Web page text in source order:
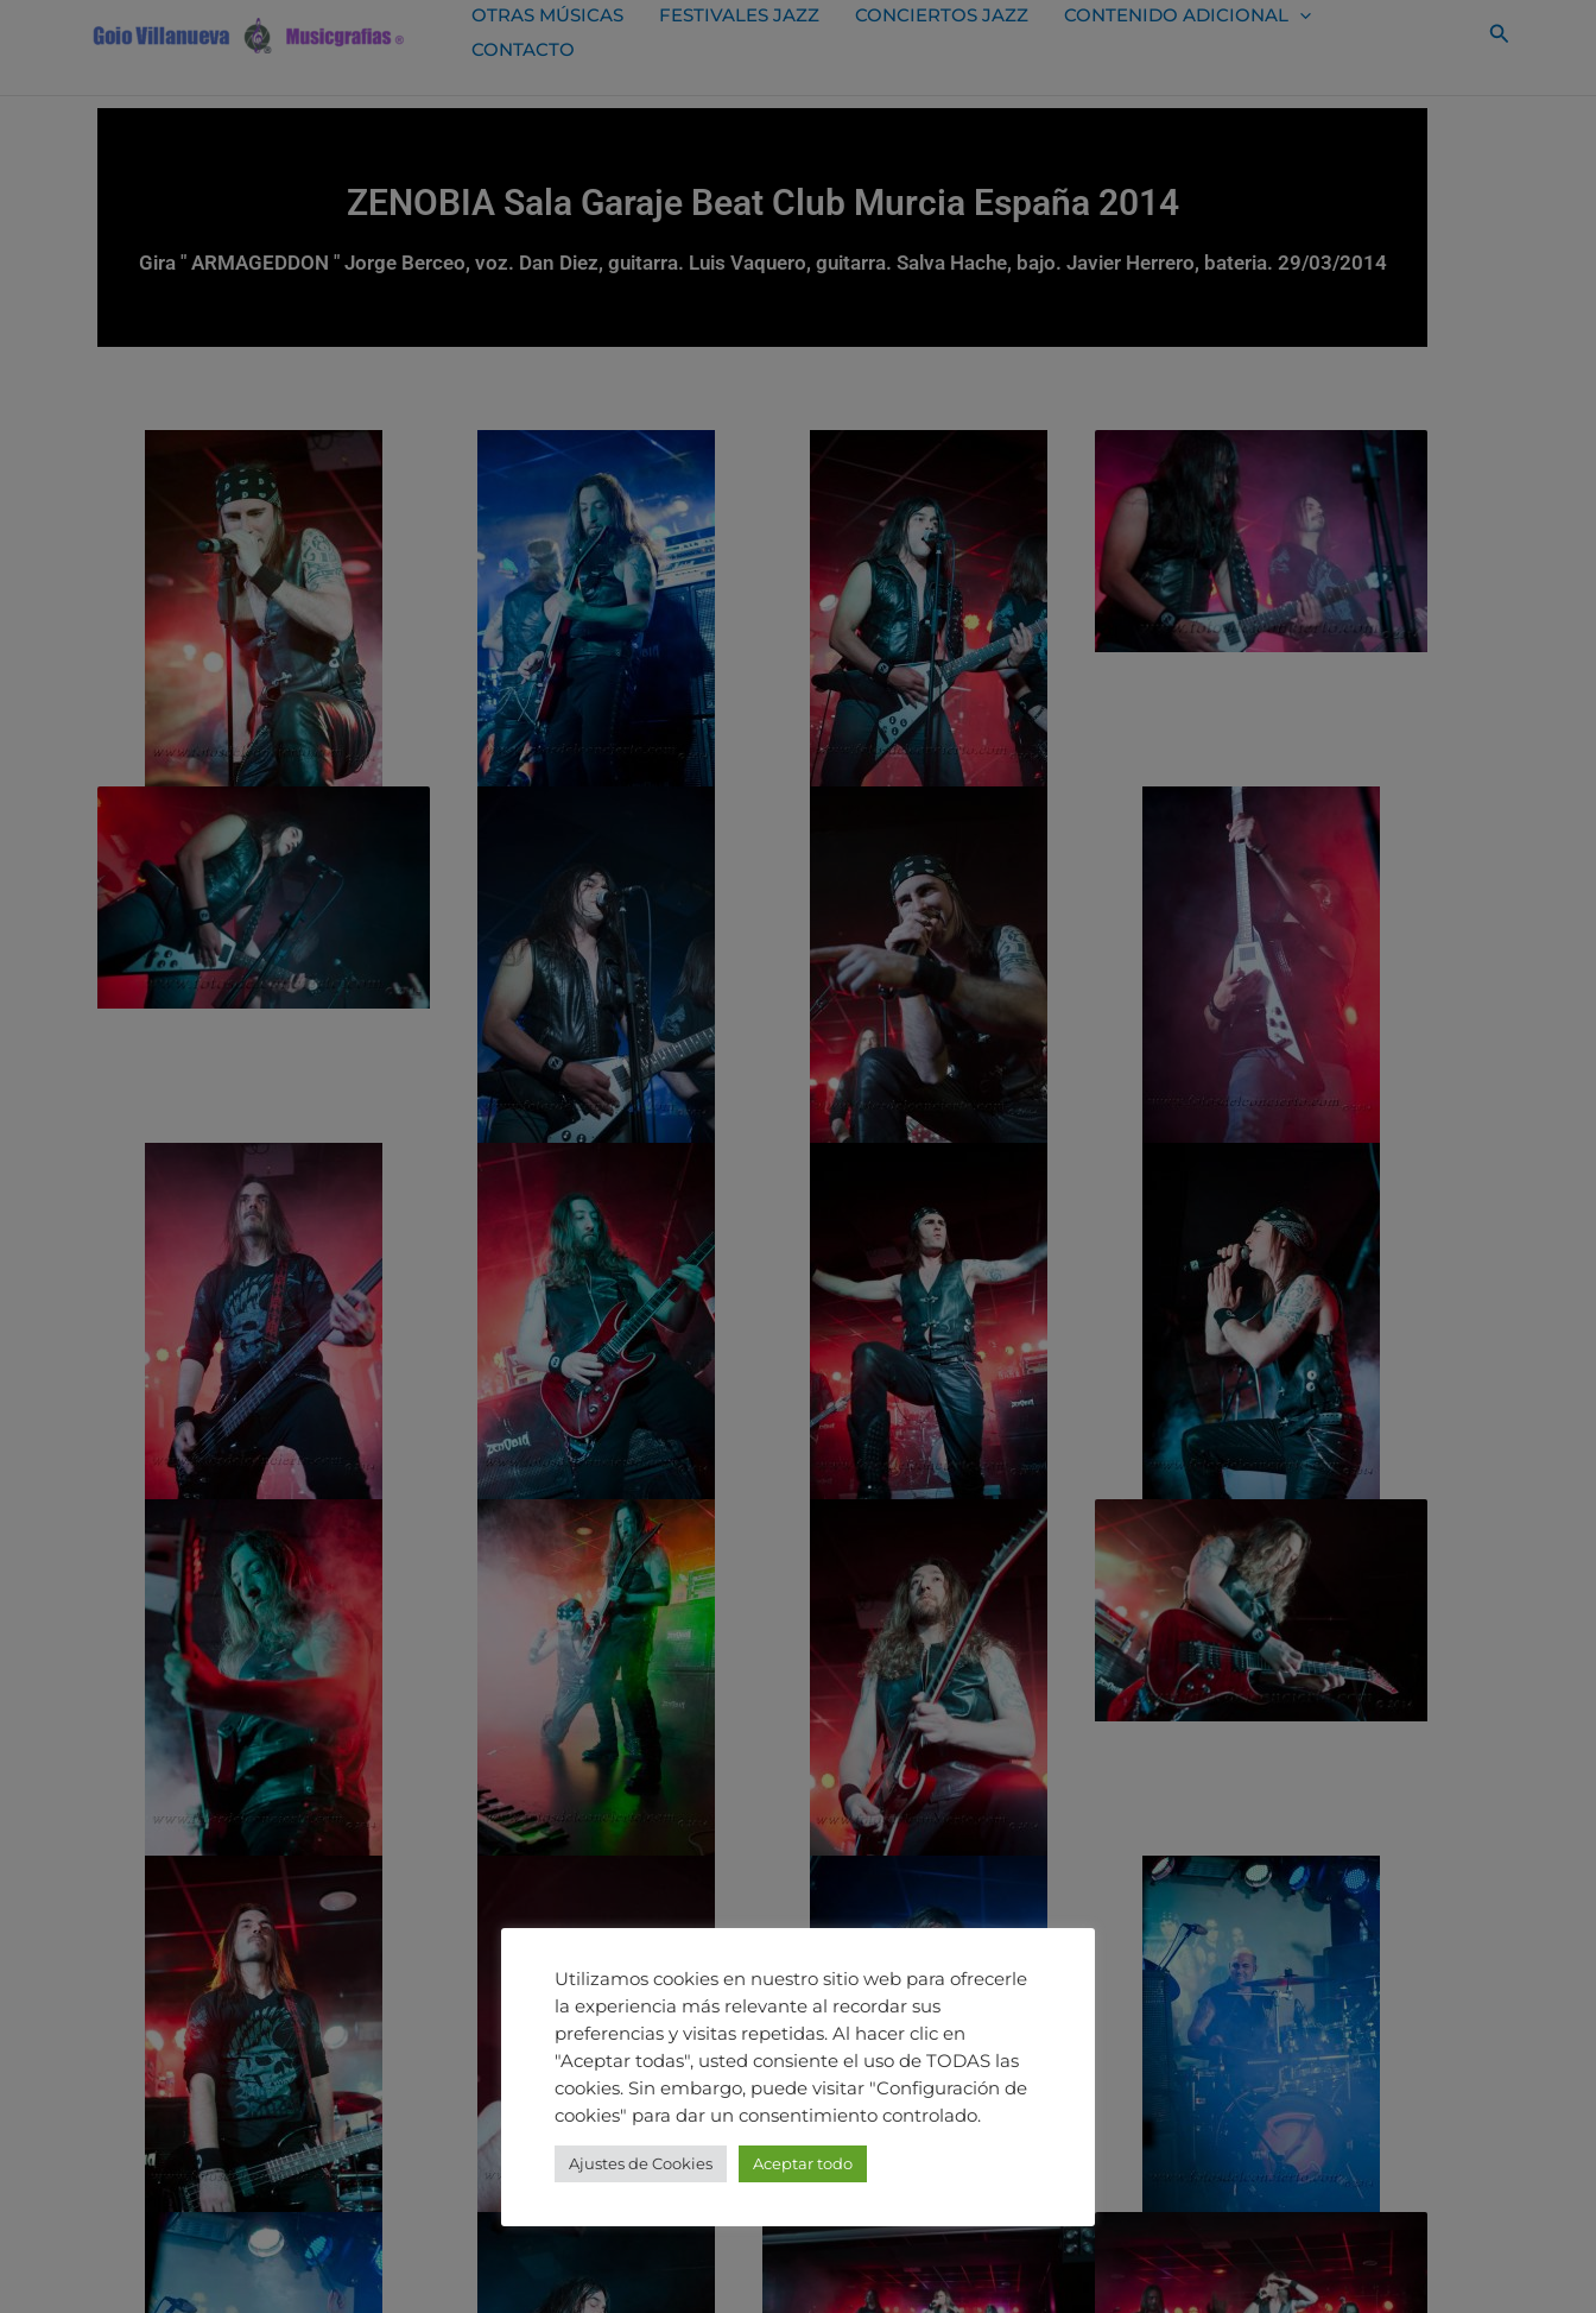
OTRAS MÚSICAS FESTIVALES JAZZ CONCIERTOS JAZZ
CONTENIDO ADICIONAL
CONTACTO
Buscar
ZENOBIA Sala Garaje Beat Club Murcia España 2014
Gira " ARMAGEDDON " Jorge Berceo, voz. Dan Diez, guitarra. Luis Vaquero, guitarra. Salva Hache, bajo. Javier Herrero, bateria. 29/03/2014
Utilizamos cookies en nuestro sitio web para ofrecerle
la experiencia más relevante al recordar sus
preferencias y visitas repetidas. Al hacer clic en
"Aceptar todas", usted consiente el uso de TODAS las
cookies. Sin embargo, puede visitar "Configuración de
cookies" para dar un consentimiento controlado.
Ajustes de Cookies Aceptar todo